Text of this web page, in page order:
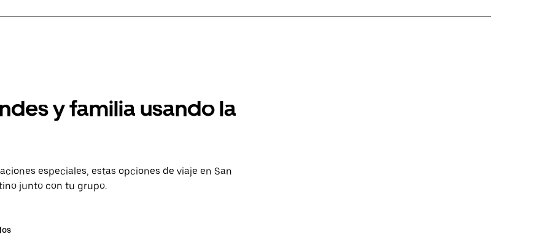
y familia usando la
especiales, estas opciones de viaje en San
junto con tu grupo.